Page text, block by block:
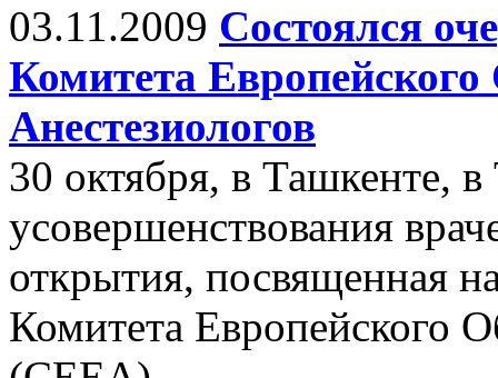
03.11.2009 Состоялся
Комитета
Анестезиологов
30 октября, в Ташкенте,
усовершенствования
открытия, посвященная
Комитета Европейского